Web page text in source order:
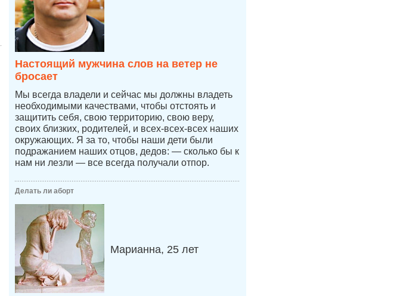
Настоящий мужчина слов на ветер не
бросает
Мы всегда владели и сейчас мы должны владеть
необходимыми качествами, чтобы отстоять и
защитить себя, свою территорию, свою веру,
своих близких, родителей, и всех-всех-всех наших
окружающих. Я за то, чтобы наши дети были
подражанием наших отцов, дедов: — сколько бы к
нам ни лезли — все всегда получали отпор.
Делать ли аборт
Марианна, 25 лет